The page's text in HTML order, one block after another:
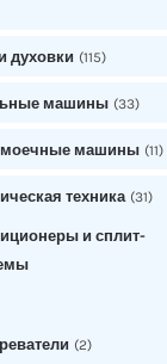
духовки (115)
машины (33)
машины (11)
техника (31)
и сплит-
(2)